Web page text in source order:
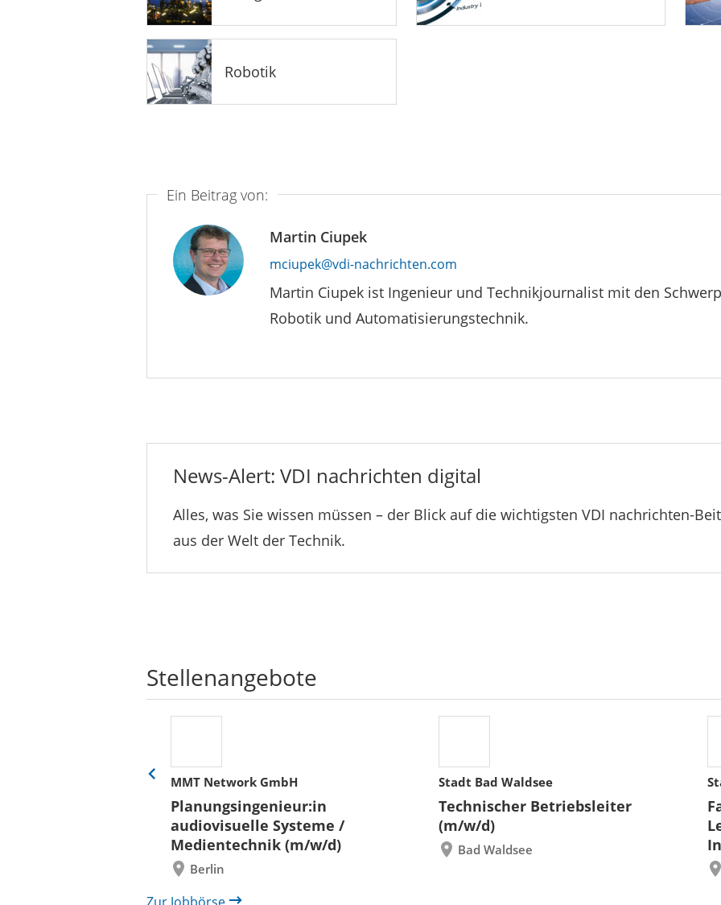
Robotik
Ein Beitrag von:
Martin Ciupek
mciupek@vdi-nachrichten.com
Martin Ciupek ist Ingenieur und Technikjournalist mit den
Robotik und Automatisierungstechnik.
News-Alert: VDI nachrichten digital
Alles, was Sie wissen müssen – der Blick auf die wichtigsten VDI nachrichten-
aus der Welt der Technik.
Stellenangebote
MMT Network GmbH
Planungsingenieur:in
audiovisuelle Systeme /
Medientechnik (m/w/d)
Berlin
Stadt Bad Waldsee
Technischer Betriebsleiter
(m/w/d)
Bad Waldsee
Eine
zurück
Zur Jobbörse